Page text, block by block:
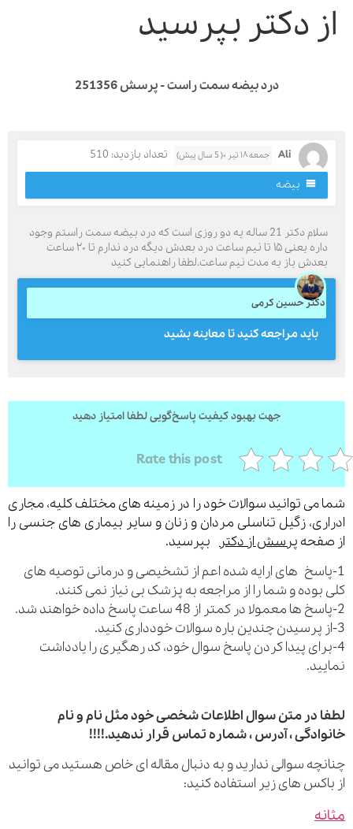
دکتر بپرسید
درد بیضه سمت راست - پرسش 251356
Ali جمعه ۱۸ تیر ۰( 5 سال پیش)
تعداد بازدید: 510
بیضه
سلام دکتر 21 ساله یه دو روزی است که درد بیضه سمت راستم وجود
داره یعنی ۱۵ تا نیم ساعت درد بعدش دیگه درد ندارم تا ۲۰ ساعت
باز به مدت نیم ساعت.لطفا راهنمایی کنید
دکتر حسین کرمی
باید مراجعه کنید تا معاینه بشید
جهت بهبود کیفیت پاسخ‌گویی لطفا امتیاز دهید
Rate this post
توانید سوالات خود را در زمینه های مختلف کلیه، مجاری
زگیل تناسلی مردان و زنان و سایر بیماری های جنسی را
پرسش از دکتربپرسید.
های ارایه شده اعم از تشخیصی و درمانی توصیه های
و شما را از مراجعه به پزشک بی نیاز نمی کنند.
پیدا کردن پاسخ سوال خود، کد رهگیری را یادداشت
در متن سوال اطلاعات شخصی خود مثل نام و نام
، آدرس ، شماره تماس قرار ندهید.!!!!
سوالی ندارید و به دنبال مقاله ای خاص هستید می توانید
های زیر استفاده کنید:
ارسال
قدرت گرفته از همیارسیستم